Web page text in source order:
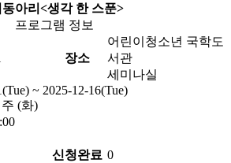
아리<생각 한 스푼>
프로그램 정보
장소
어린이청소년 국학도
서관
세미나실
~ 2025-12-16(Tue)
(화)
신청완료 0